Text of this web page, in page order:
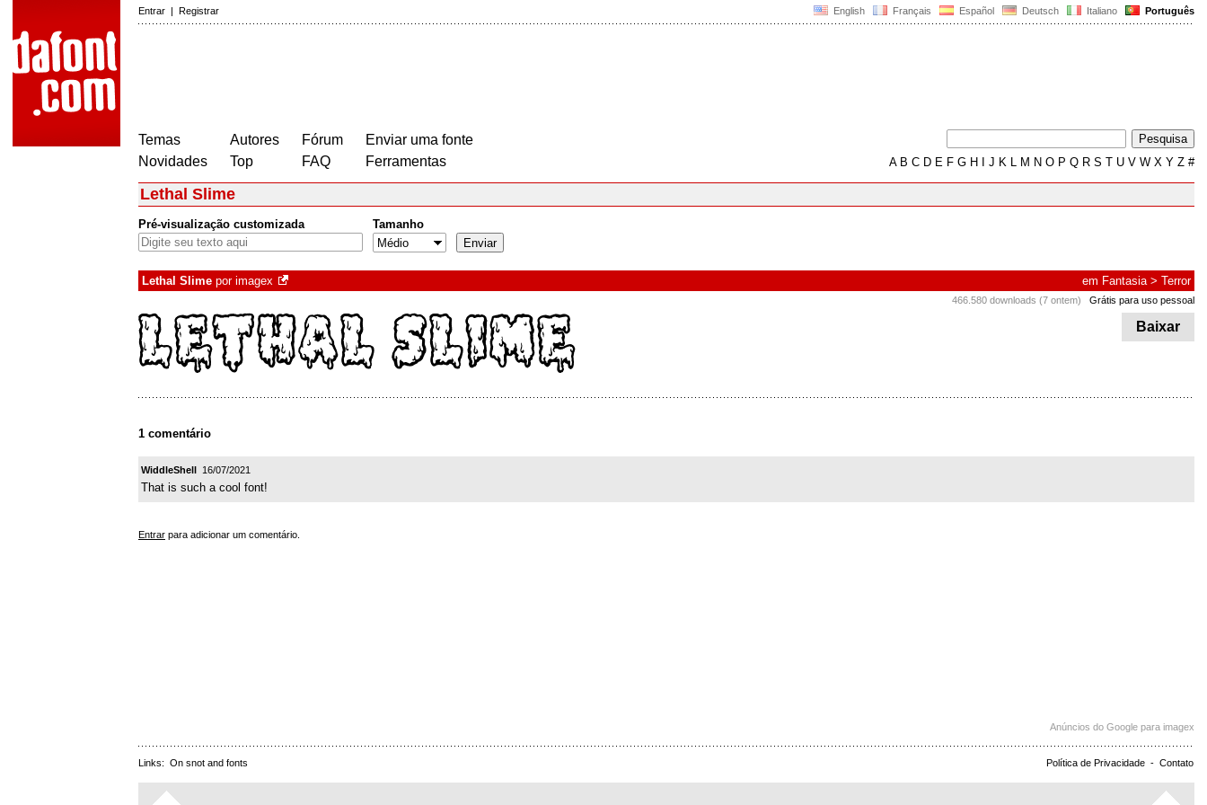
English Français Español Deutsch Italiano Português
Entrar | Registrar
Temas
Novidades
Autores
Top
Fórum
FAQ
Enviar uma fonte
Ferramentas
AB C D E F G H J K L M N O P Q R S T U V W X Y Z #
Lethal Slime
Pré-visualização customizada Tamanho
Lethal Slime por imagex em Fantasia> Terror
466.580 downloads (7 ontem) Grátis para uso pessoal
Baixar
1 comentário
WiddleShell 16/07/2021
That is such a cool font!
Entrar para adicionar um comentário.
Anúncios do Google para imagex
Política de Privacidade - Contato
Links: On snot and fonts